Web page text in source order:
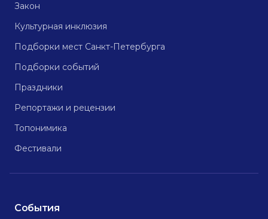
Закон
Культурная инклюзия
Подборки мест Санкт-Петербурга
Подборки событий
Праздники
Репортажи и рецензии
Топонимика
Фестивали
События